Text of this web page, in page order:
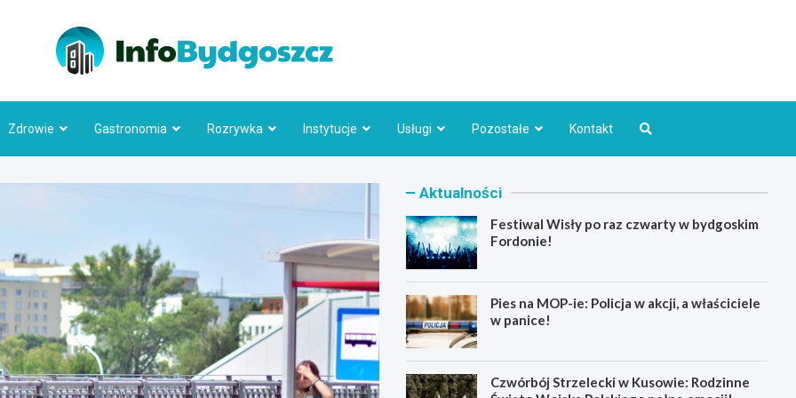
Zdrowie Gastronomia Rozrywka Instytucje Usługi Pozostałe Kontakt
Aktualności
Festiwal Wisły po raz czwarty w bydgoskim
Fordonie!
Pies na MOP-ie: Policja w akcji, a właściciele
w panice!
Czwórbój Strzelecki w Kusowie: Rodzinne